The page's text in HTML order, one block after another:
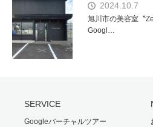
2024.10.7
旭川市の美容室〝
Googl…
SERVICE
Googleバーチャルツアー